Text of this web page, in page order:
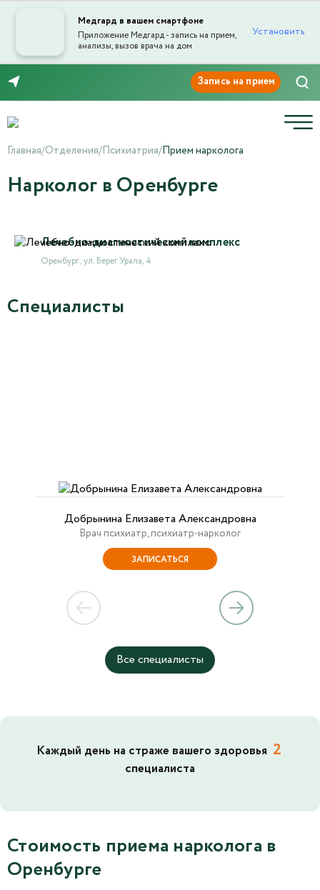
Медгард в вашем смартфоне
Приложение Медгард - запись на прием,
анализы, вызов врача на дом
Установить
Главная/Отделения/Психиатрия/Прием нарколога
Нарколог в Оренбурге
Лечебно-диагностический комплекс
Оренбург , ул. Берег Урала, 4
Специалисты
Добрынина Елизавета Александровна
Врач психиатр, психиатр-нарколог
ЗАПИСАТЬСЯ
Все специалисты
Каждый день на страже вашего здоровья 2
специалиста
Стоимость приема нарколога в
Оренбурге